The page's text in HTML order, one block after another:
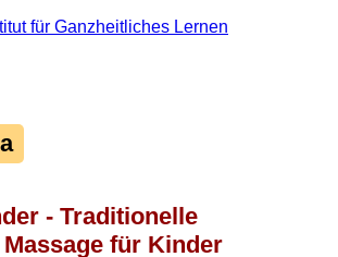
- Traditionelle
für Kinder